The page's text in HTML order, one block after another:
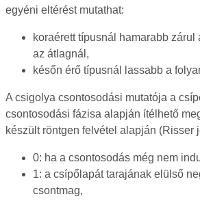
egyéni eltérést mutathat:
koraérett típusnál hamarabb zárul
az átlagnál,
későn érő típusnál lassabb a
A csigolya csontosodási mutatója a
csontosodási fázisa alapján ítélhető
készült röntgen felvétel alapján (Risser
0: ha a csontosodás még nem
1: a csípőlapát tarajának elülső
csontmag,